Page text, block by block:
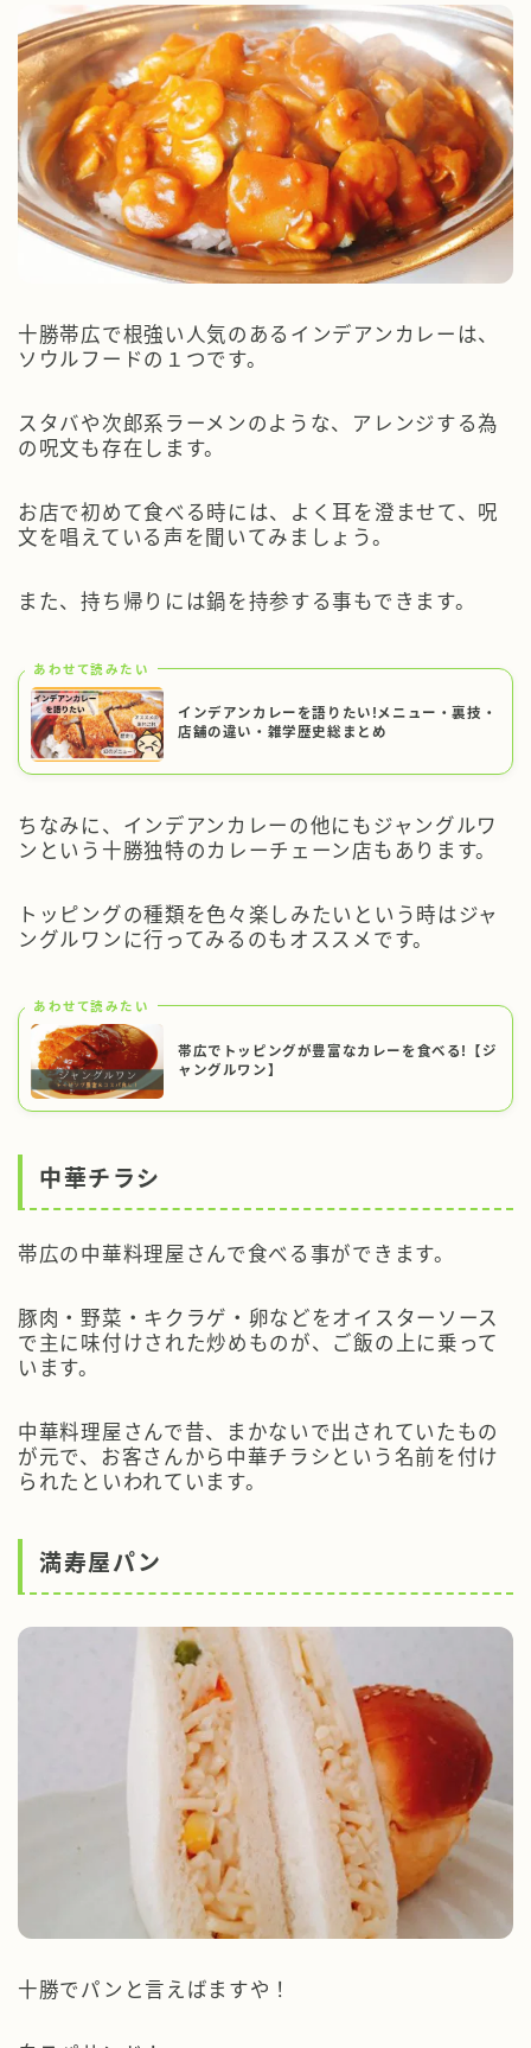
十勝帯広で根強い人気のあるインデアンカレーは、
ソウルフードの１つです。
スタバや次郎系ラーメンのような、アレンジする為
の呪文も存在します。
お店で初めて食べる時には、よく耳を澄ませて、呪
文を唱えている声を聞いてみましょう。
また、持ち帰りには鍋を持参する事もできます。
あわせて読みたい
インデアンカレーを語りたい!メニュー・裏技・
店舗の違い・雑学歴史総まとめ
ちなみに、インデアンカレーの他にもジャングルワ
ンという十勝独特のカレーチェーン店もあります。
トッピングの種類を色々楽しみたいという時はジャ
ングルワンに行ってみるのもオススメです。
あわせて読みたい
帯広でトッピングが豊富なカレーを食べる!【ジ
ャングルワン】
中華チラシ
帯広の中華料理屋さんで食べる事ができます。
豚肉・野菜・キクラゲ・卵などをオイスターソース
で主に味付けされた炒めものが、ご飯の上に乗って
います。
中華料理屋さんで昔、まかないで出されていたもの
が元で、お客さんから中華チラシという名前を付け
られたといわれています。
満寿屋パン
十勝でパンと言えばますや！